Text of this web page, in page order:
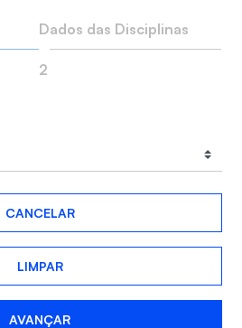
Dados das Disciplinas
2
CANCELAR
LIMPAR
AVANÇAR